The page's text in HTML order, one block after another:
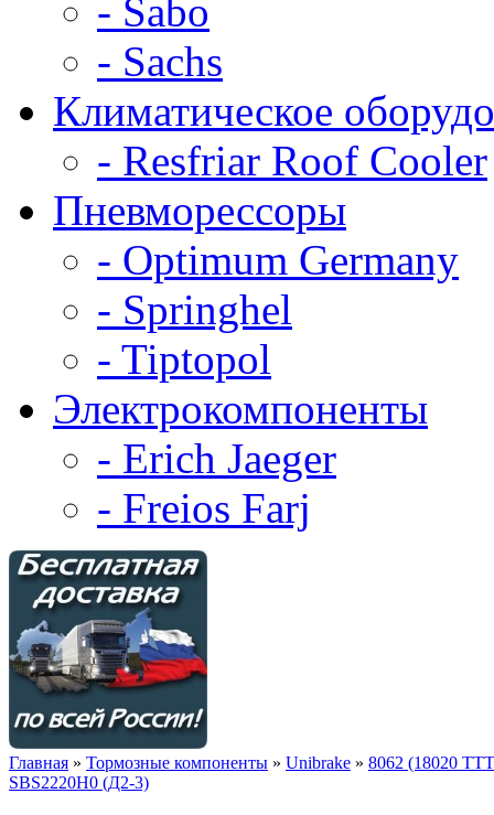
- Sabo
- Sachs
Климатическое
- Resfriar Roof Cooler
Пневморессоры
- Optimum Germany
- Springhel
- Tiptopol
Электрокомпоненты
- Erich Jaeger
- Freios Farj
Главная » Тормозные компоненты » Unibrake » 8062 (18020
SBS2220H0 (Д2-3)